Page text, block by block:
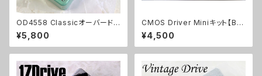
OD4558 Classicオーバードラ
イブキット【BASIC KIT】
¥5,800
CMOS Driver Miniキット【BA
SIC KIT】
¥4,500